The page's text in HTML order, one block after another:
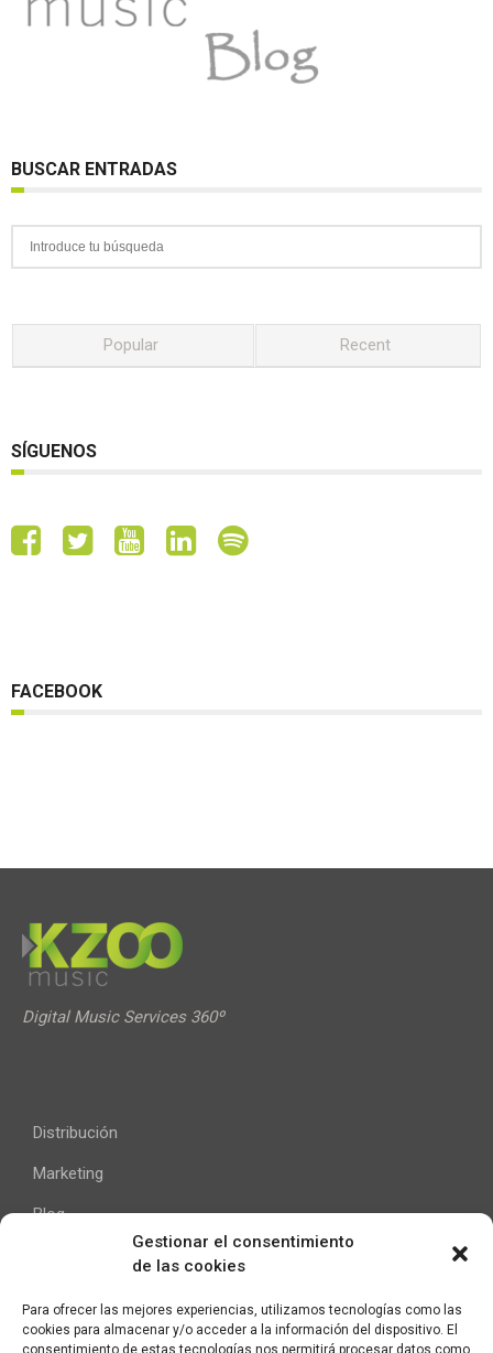
Gestionar el consentimiento
de las cookies
Para ofrecer las mejores experiencias, utilizamos tecnologías como las
cookies para almacenar y/o acceder a la información del dispositivo. El
consentimiento de estas tecnologías nos permitirá procesar datos como
BUSCAR ENTRADAS
Popular Recent
SÍGUENOS
FACEBOOK
Digital Music Services 360º
Distribución
Marketing
Blog
Ayuda